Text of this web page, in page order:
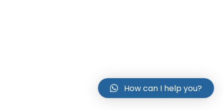
How can I help you?